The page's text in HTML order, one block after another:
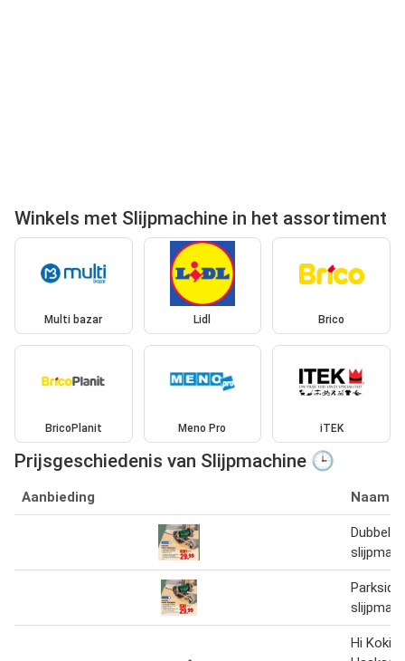
Winkels met Slijpmachine in het assortiment
Multi bazar Lidl Brico
BricoPlanit Meno Pro iTEK
Prijsgeschiedenis van Slijpmachine 🕒
Aanbieding Naam
Dubbele
Parkside
Hi Koki